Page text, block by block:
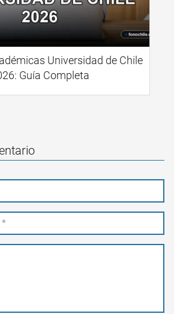
Universidad de Chile
Guía Completa